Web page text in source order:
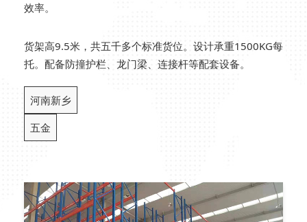
效率。
货架高9.5米，共五千多个标准货位。设计承重1500KG每
托。配备防撞护栏、龙门梁、连接杆等配套设备。
河南新乡
五金